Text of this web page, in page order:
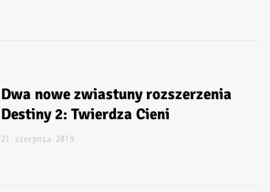
Dwa nowe zwiastuny rozszerzenia
Destiny 2: Twierdza Cieni
21 sierpnia 2019